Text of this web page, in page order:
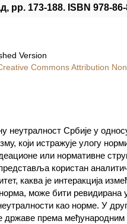
173-188. ISBN 978-86-
Version
Commons Attribution
неутралност Србије у
који истражује улогу
или нормативне
користан
каква је интеракција
норма, може бити
као норме. У
државе према